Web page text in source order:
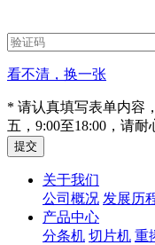
看不清，换一张
* 请认真填写表单内容
五，9:00至18:00，请耐
关于我们
公司概况 发展历
产品中心
分条机 切片机 重